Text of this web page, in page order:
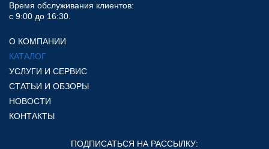
Время обслуживания клиентов:
с 9:00 до 16:30.
О КОМПАНИИ
КАТАЛОГ
УСЛУГИ И СЕРВИС
СТАТЬИ И ОБЗОРЫ
НОВОСТИ
КОНТАКТЫ
ПОДПИСАТЬСЯ НА РАССЫЛКУ: